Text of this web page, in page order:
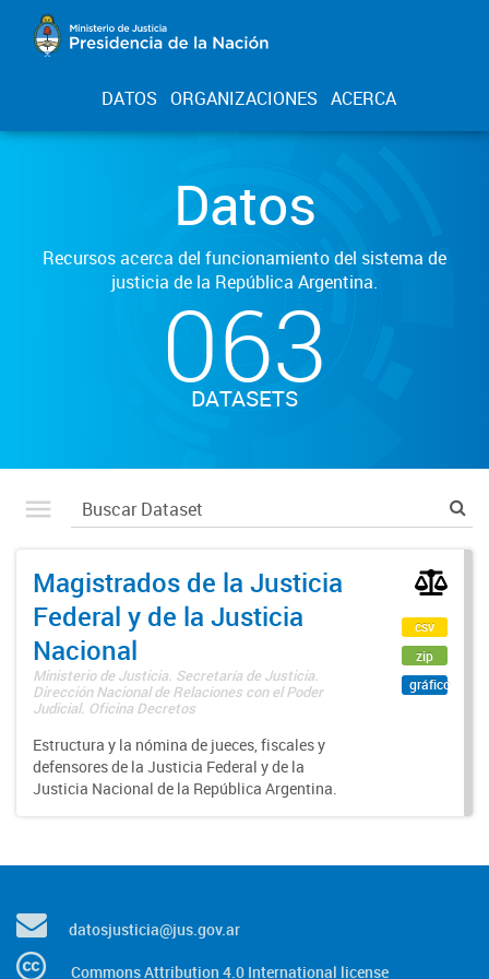
DATOS ORGANIZACIONES ACERCA
Datos
Recursos acerca del funcionamiento del sistema de
justicia de la República Argentina.
063
DATASETS
Magistrados de la Justicia
Federal y de la Justicia
Nacional
Ministerio de Justicia. Secretaría de Justicia.
Dirección Nacional de Relaciones con el Poder
Judicial. Oficina Decretos
Estructura y la nómina de jueces, fiscales y
defensores de la Justicia Federal y de la
Justicia Nacional de la República Argentina.
csv
zip
gráfico
datosjusticia@jus.gov.ar
Commons Attribution 4.0 International license